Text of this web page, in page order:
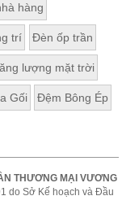
hàng
trí Đèn ốp trần
lượng mặt trời
Gối Đệm Bông Ép
THƯƠNG MẠI VƯƠNG
do Sở Kế hoạch và Đầu